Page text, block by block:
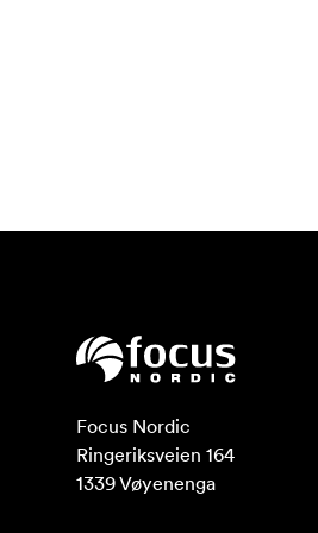
Focus Nordic
Ringeriksveien 164
1339 Vøyenenga